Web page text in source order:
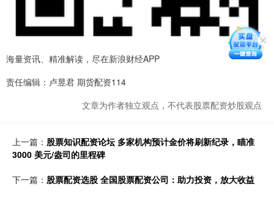
海量资讯、精准解读，尽在新浪财经APP
责任编辑：卢昱君 期货配资114
文章为作者独立观点，不代表股票配资炒股观点
上一篇： 股票知识配资论坛 多家机构预计金价将刷新纪录，瞄准
3000 美元/盎司的里程碑
下一篇： 股票配资选股 全国股票配资公司：助力投资，放大收益